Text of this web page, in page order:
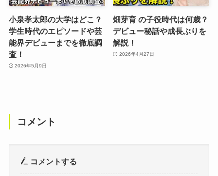
小泉孝太郎の大学はどこ？
学生時代のエピソードや芸
能界デビューまでを徹底調
査！
2026年5月9日
畑芽育 の子役時代は何歳？
デビュー秘話や成長ぶりを
解説！
2026年4月27日
コメント
コメントする